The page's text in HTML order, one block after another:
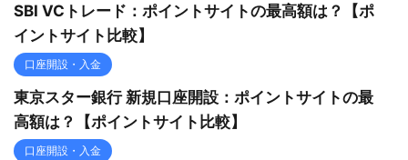
SBI VCトレード：ポイントサイトの最高額は？【ポ
イントサイト比較】
口座開設・入金
東京スター銀行 新規口座開設：ポイントサイトの最
高額は？【ポイントサイト比較】
口座開設・入金